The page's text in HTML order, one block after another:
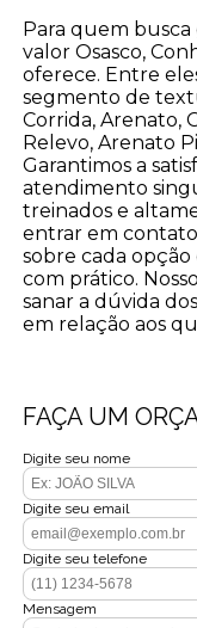
Para quem
valor Osasco,
oferece. Entre
segmento de
Corrida, Arenato,
Relevo, Arenato
Garantimos a
atendimento
treinados e
entrar em
sobre cada opção
com prático.
sanar a dúvida
em relação aos
FAÇA UM
Digite seu nome
Digite seu email
Digite seu telefone
Mensagem